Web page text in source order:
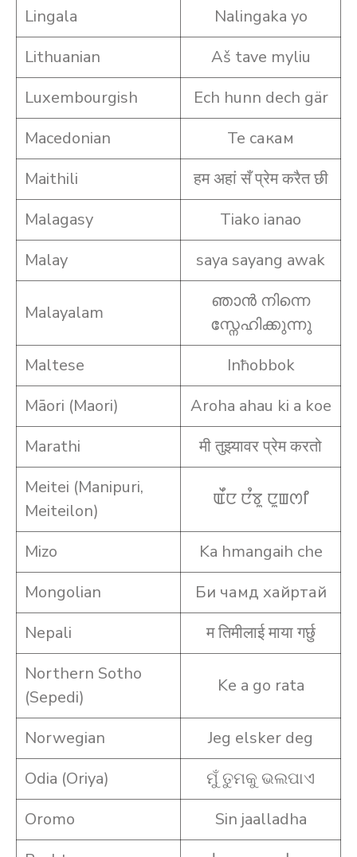
Lingala
Nalingaka yo
Lithuanian
Aš tave myliu
Luxembourgish
Ech hunn dech gär
Macedonian
Те сакам
Maithili
हम अहां सँ प्रेम करैत छी
Malagasy
Tiako ianao
Malay
saya sayang awak
Malayalam
ഞാൻ നിന്നെ
സ്നേഹിക്കുന്നു
Maltese
Inħobbok
Māori (Maori)
Aroha ahau ki a koe
Marathi
मी तुझ्यावर प्रेम करतो
Meitei (Manipuri,
Meiteilon)
ꯑꯩꯅ ꯅꯪꯕꯨ ꯅꯨꯡꯁꯤ
Mizo
Ka hmangaih che
Mongolian
Би чамд хайртай
Nepali
म तिमीलाई माया गर्छु
Northern Sotho
(Sepedi)
Ke a go rata
Norwegian
Jeg elsker deg
Odia (Oriya)
ମୁଁ ତୁମକୁ ଭଲପାଏ
Oromo
Sin jaalladha